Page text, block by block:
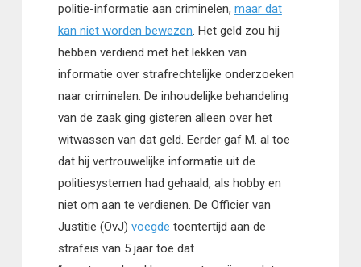
politie-informatie aan criminelen, maar dat
kan niet worden bewezen . Het geld zou hij
hebben verdiend met het lekken van
informatie over strafrechtelijke onderzoeken
naar criminelen. De inhoudelijke behandeling
van de zaak ging gisteren alleen over het
witwassen van dat geld. Eerder gaf M. al toe
dat hij vertrouwelijke informatie uit de
politiesystemen had gehaald, als hobby en
niet om aan te verdienen. De Officier van
Justitie (OvJ) voegde toentertijd aan de
strafeis van 5 jaar toe dat